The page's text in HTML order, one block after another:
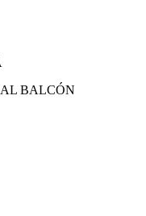
BALCÓN